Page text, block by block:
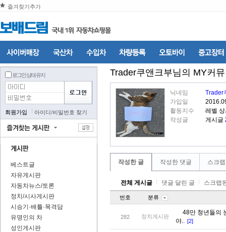
즐겨찾기추가
로그인 상태 유지
회원가입 아이디/비밀번호 찾기
베스트글
자유게시판
자동차뉴스/토론
정치/시사게시판
시승기·배틀·목격담
유명인의 차
성인게시판
Trader쿠앤크부님의 MY커
닉네임
Trader
가입일
활동지수
레벨
작성글
게시글
작성한 글 작성한 댓글 스크
전체 게시글 댓글 달린 글 스크랩
번호 분류
282 정치게시판
48만 청년들의
야.. [2]